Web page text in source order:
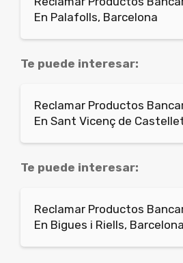
En Palafolls, Barcelona
Te puede interesar:
Reclamar Productos
En Sant Vicenç de
Te puede interesar:
Reclamar Productos
En Bigues i Riells, Barcelona